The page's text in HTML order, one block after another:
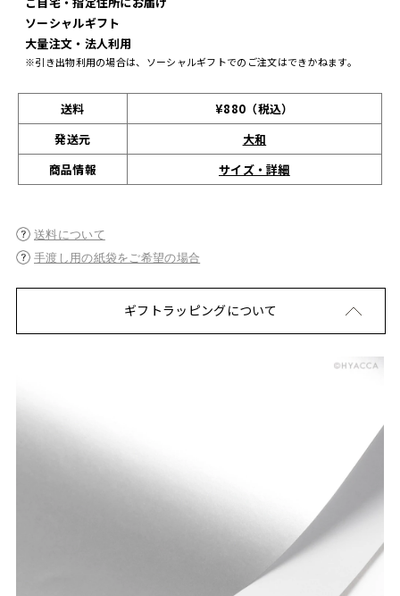
ソーシャルギフト
大量注文・法人利用
※引き出物利用の場合は、ソーシャルギフトでのご注文はできかねます。
送料
¥880（税込）
発送元
大和
商品情報
サイズ・詳細
送料について
手渡し用の紙袋をご希望の場合
ギフトラッピングについて